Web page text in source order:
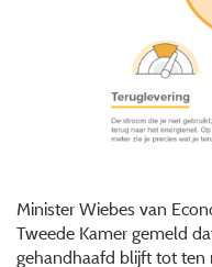
Minister Wiebes van
Tweede Kamer gemeld
gehandhaafd blijft tot ten